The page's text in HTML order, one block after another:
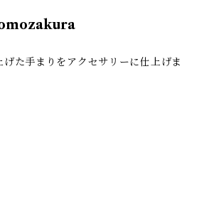
た手まりをアクセサリーに仕上げま